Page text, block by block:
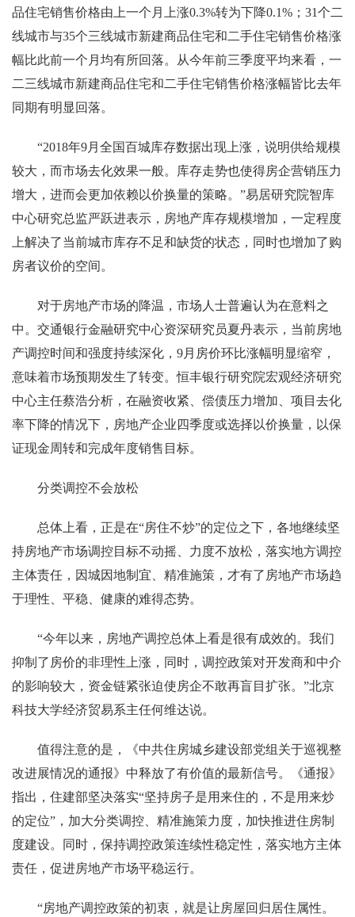
品住宅销售价格由上一个月上涨0.3%转为下降0.1%；31个二
线城市与35个三线城市新建商品住宅和二手住宅销售价格涨
幅比此前一个月均有所回落。从今年前三季度平均来看，一
二三线城市新建商品住宅和二手住宅销售价格涨幅皆比去年
同期有明显回落。
“2018年9月全国百城库存数据出现上涨，说明供给规模
较大，而市场去化效果一般。库存走势也使得房企营销压力
增大，进而会更加依赖以价换量的策略。”易居研究院智库
中心研究总监严跃进表示，房地产库存规模增加，一定程度
上解决了当前城市库存不足和缺货的状态，同时也增加了购
房者议价的空间。
对于房地产市场的降温，市场人士普遍认为在意料之
中。交通银行金融研究中心资深研究员夏丹表示，当前房地
产调控时间和强度持续深化，9月房价环比涨幅明显缩窄，
意味着市场预期发生了转变。恒丰银行研究院宏观经济研究
中心主任蔡浩分析，在融资收紧、偿债压力增加、项目去化
率下降的情况下，房地产企业四季度或选择以价换量，以保
证现金周转和完成年度销售目标。
分类调控不会放松
总体上看，正是在“房住不炒”的定位之下，各地继续坚
持房地产市场调控目标不动摇、力度不放松，落实地方调控
主体责任，因城因地制宜、精准施策，才有了房地产市场趋
于理性、平稳、健康的难得态势。
“今年以来，房地产调控总体上看是很有成效的。我们
抑制了房价的非理性上涨，同时，调控政策对开发商和中介
的影响较大，资金链紧张迫使房企不敢再盲目扩张。”北京
科技大学经济贸易系主任何维达说。
值得注意的是，《中共住房城乡建设部党组关于巡视整
改进展情况的通报》中释放了有价值的最新信号。《通报》
指出，住建部坚决落实“坚持房子是用来住的，不是用来炒
的定位”，加大分类调控、精准施策力度，加快推进住房制
度建设。同时，保持调控政策连续性稳定性，落实地方主体
责任，促进房地产市场平稳运行。
“房地产调控政策的初衷，就是让房屋回归居住属性。